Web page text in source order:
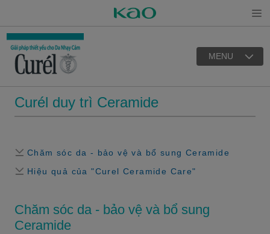
MENU
Curél duy trì Ceramide
Chăm sóc da - bảo vệ và bổ sung Ceramide
Hiệu quả của "Curel Ceramide Care"
Chăm sóc da - bảo vệ và bổ sung
Ceramide